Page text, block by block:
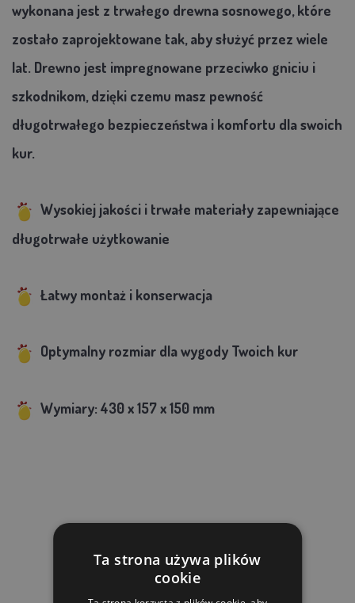
wykonana jest z trwałego drewna sosnowego, które
zostało zaprojektowane tak, aby służyć przez wiele
lat. Drewno jest impregnowane przeciwko gniciu i
szkodnikom, dzięki czemu masz pewność
długotrwałego bezpieczeństwa i komfortu dla swoich
kur.
Wysokiej jakości i trwałe materiały zapewniające
długotrwałe użytkowanie
Łatwy montaż i konserwacja
Optymalny rozmiar dla wygody Twoich kur
Wymiary: 430 x 157 x 150 mm
Ta strona używa plików
cookie